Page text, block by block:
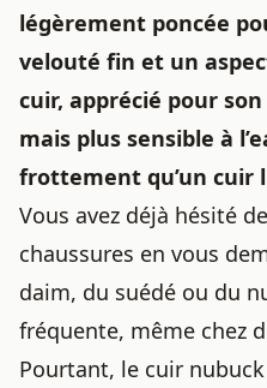
légèrement poncée
velouté fin et un
cuir, apprécié pour
mais plus sensible à
frottement qu’un cuir
Vous avez déjà hésité
chaussures en vous
daim, du suédé ou du
fréquente, même chez
Pourtant, le cuir